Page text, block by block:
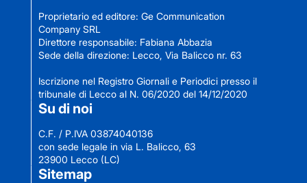
Proprietario ed editore: Ge Communication
Company SRL
Direttore responsabile: Fabiana Abbazia
Sede della direzione: Lecco, Via Balicco nr. 63
Iscrizione nel Registro Giornali e Periodici presso il
tribunale di Lecco al N. 06/2020 del 14/12/2020
Su di noi
C.F. / P.IVA 03874040136
con sede legale in via L. Balicco, 63
23900 Lecco (LC)
Sitemap